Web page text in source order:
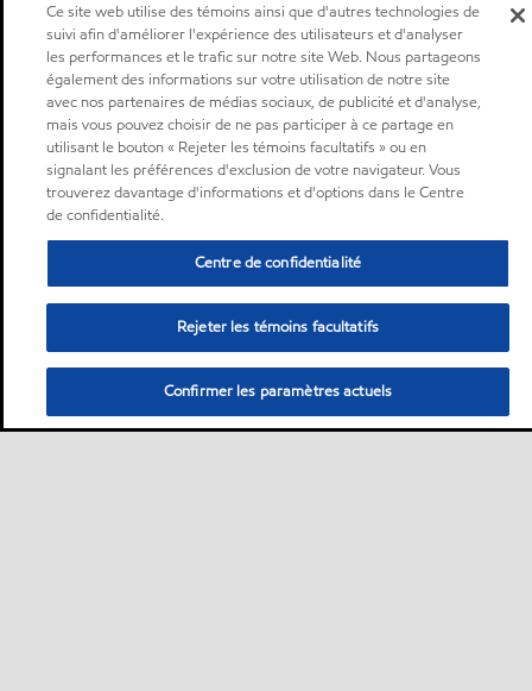
Ce site web utilise des témoins ainsi que d'autres technologies de
suivi afin d'améliorer l'expérience des utilisateurs et d'analyser
les performances et le trafic sur notre site Web. Nous partageons
également des informations sur votre utilisation de notre site
avec nos partenaires de médias sociaux, de publicité et d'analyse,
mais vous pouvez choisir de ne pas participer à ce partage en
utilisant le bouton « Rejeter les témoins facultatifs » ou en
signalant les préférences d'exclusion de votre navigateur. Vous
trouverez davantage d'informations et d'options dans le Centre
de confidentialité.
Centre de confidentialité
Rejeter les témoins facultatifs
Confirmer les paramètres actuels